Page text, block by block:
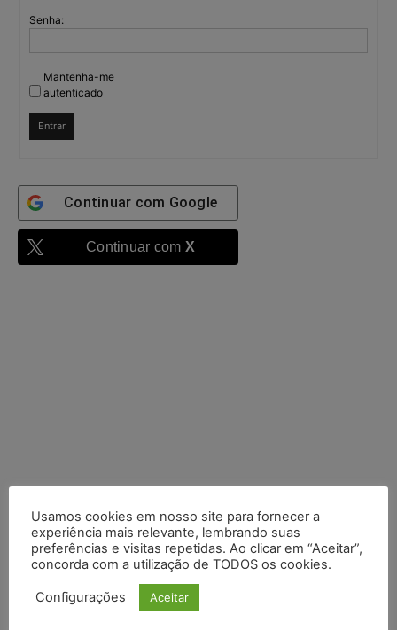
Senha:
Mantenha-me
autenticado
Entrar
Continuar com Google
Continuar com X
Usamos cookies em nosso site para fornecer a
experiência mais relevante, lembrando suas
preferências e visitas repetidas. Ao clicar em “Aceitar”,
concorda com a utilização de TODOS os cookies.
Configurações Aceitar